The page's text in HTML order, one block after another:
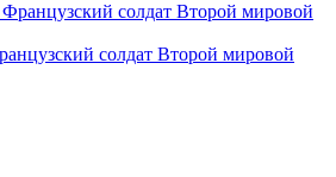
солдат Второй мировой